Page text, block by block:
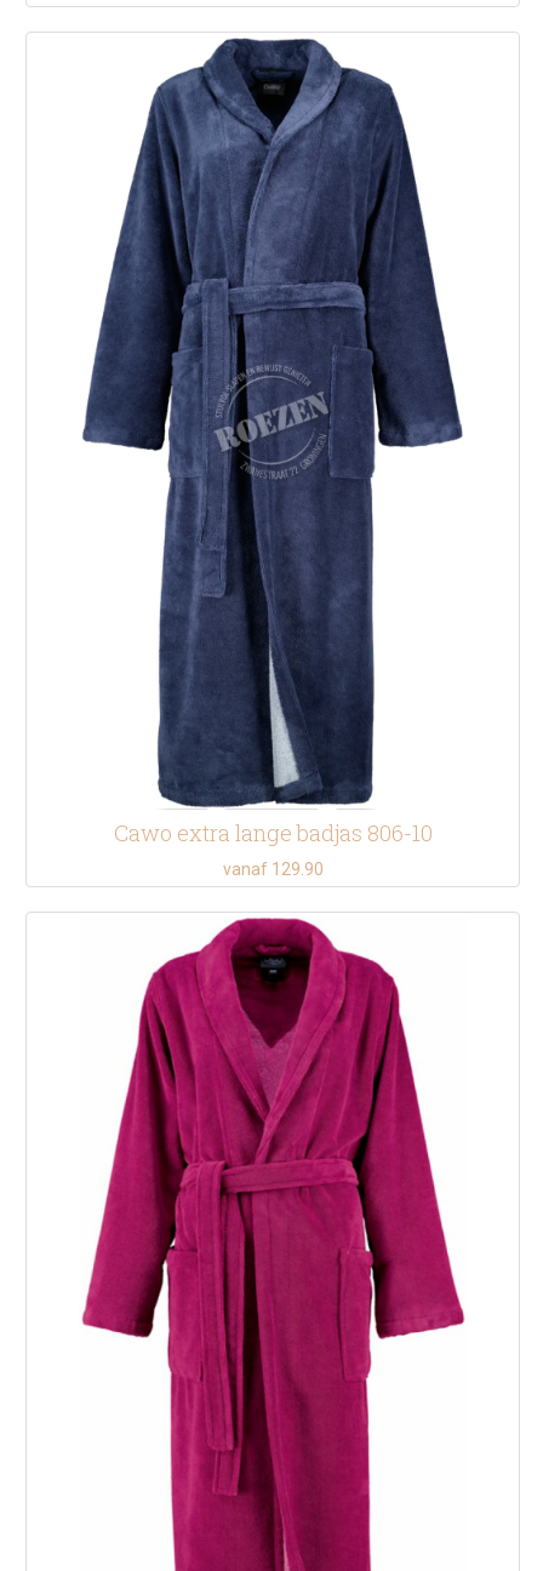
Cawo extra lange badjas 806-10
vanaf 129.90